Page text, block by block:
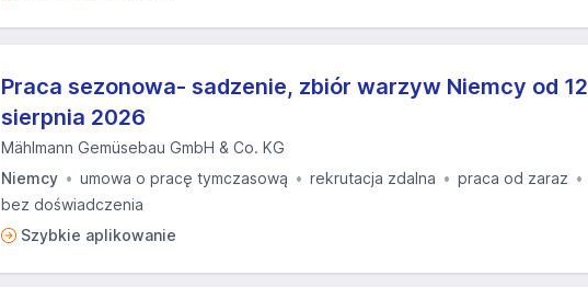
Praca sezonowa- sadzenie, zbiór warzyw Niemcy od 12
sierpnia 2026
Mählmann Gemüsebau GmbH & Co. KG
Niemcy
umowa o pracę tymczasową rekrutacja zdalna
praca od zaraz
bez doświadczenia
Szybkie aplikowanie